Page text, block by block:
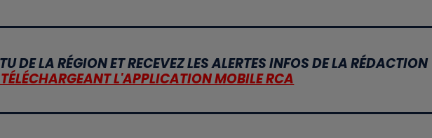
DE LA RÉGION ET RECEVEZ LES ALERTES INFOS DE LA RÉDACTION
L'APPLICATION MOBILE RCA